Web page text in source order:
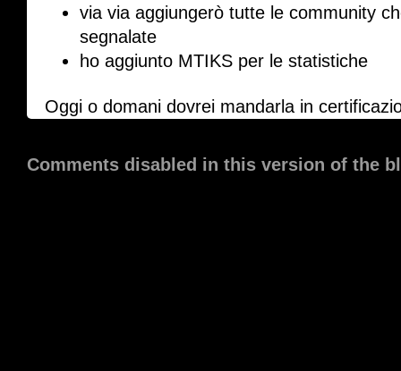
via via aggiungerò tutte le community
segnalate
ho aggiunto MTIKS per le statistiche
Oggi o domani dovrei mandarla in
Comments disabled in this version of the